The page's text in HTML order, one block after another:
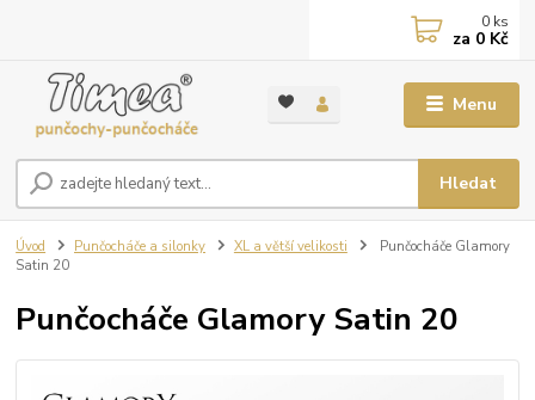
Menu
Hledat
0 ks
za 0 Kč
Úvod Punčocháče a silonky XL a větší velikosti
Punčocháče Glamory
Satin 20
Punčocháče Glamory Satin 20